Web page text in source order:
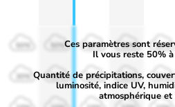
50%
30%
50%
30%
50%
30%
50%
30%
50%
30%
Ces paramètres sont
Il vous reste 50%
Quantité de précipitations,
luminosité, indice UV,
atmosphérique